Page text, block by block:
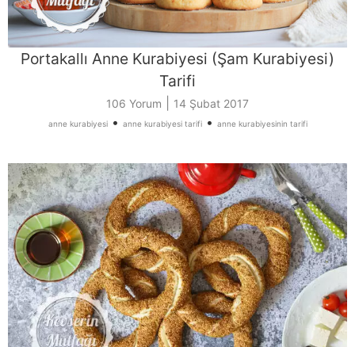
Portakallı Anne Kurabiyesi (Şam Kurabiyesi)
Tarifi
106 Yorum 14 Şubat 2017
anne kurabiyesi• anne kurabiyesi tarifi• anne kurabiyesinin tarifi